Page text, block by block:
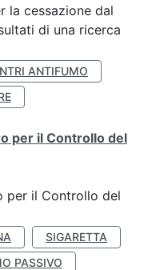
la cessazione dal
di una ricerca
ANTIFUMO
per il Controllo del
per il Controllo del
SIGARETTA
PASSIVO